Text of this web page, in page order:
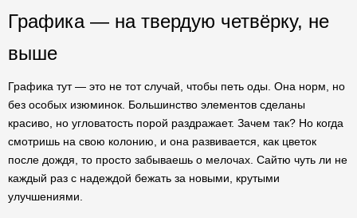
Графика — на твердую четвёрку, не
выше
Графика тут — это не тот случай, чтобы петь оды. Она норм, но
без особых изюминок. Большинство элементов сделаны
красиво, но угловатость порой раздражает. Зачем так? Но когда
смотришь на свою колонию, и она развивается, как цветок
после дождя, то просто забываешь о мелочах. Сайтю чуть ли не
каждый раз с надеждой бежать за новыми, крутыми
улучшениями.